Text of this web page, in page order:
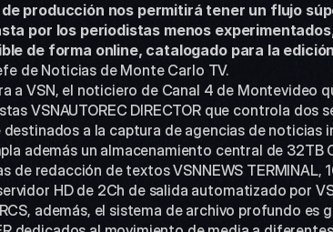
producción nos permitirá tener un flujo
por los periodistas menos
de forma online, catalogado para la
de Noticias de Monte Carlo TV.
VSNAUTOREC DIRECTOR que controla dos
destinados a la captura de agencias de noticias
de redacción de textos VSNNEWS
HD de 2Ch de salida automatizado por
además, el sistema de archivo profundo es